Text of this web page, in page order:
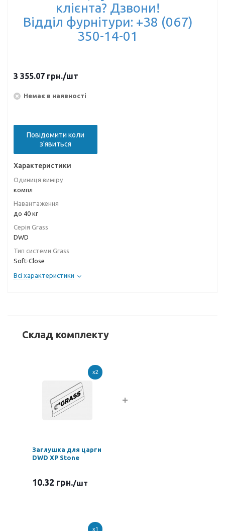
клієнта? Дзвони!
Відділ фурнітури: +38 (067)
350-14-01
3 355.07 грн./шт
Немає в наявності
Повідомити коли
з'явиться
Характеристики
Одиниця виміру
компл
Навантаження
до 40 кг
Серія Grass
DWD
Тип системи Grass
Soft-Close
Всі характеристики
Склад комплекту
x2
Заглушка для царги
DWD XP Stone
10.32 грн./шт
x1